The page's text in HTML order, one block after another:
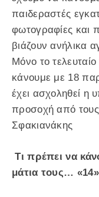
παιδεραστές
φωτογραφίες και
βιάζουν ανήλικα
Μόνο το
κάνουμε με 18
έχει ασχοληθεί η
προσοχή από τους
Σφακιανάκης
Τι πρέπει να
μάτια τους… «14»